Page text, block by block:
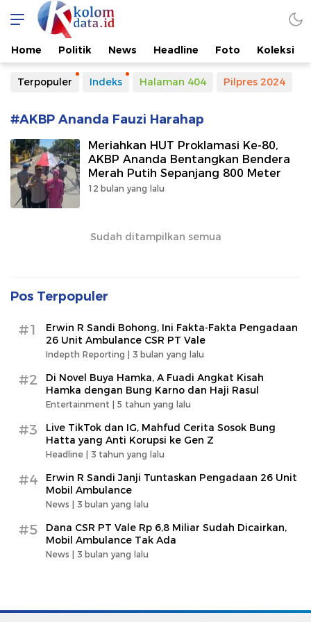
Kolomdata.id
Home Politik News Headline Foto Koleksi
Terpopuler Indeks Halaman 404 Pilpres 2024
#AKBP Ananda Fauzi Harahap
Meriahkan HUT Proklamasi Ke-80,
AKBP Ananda Bentangkan Bendera
Merah Putih Sepanjang 800 Meter
12 bulan yang lalu
Sudah ditampilkan semua
Pos Terpopuler
#1
Erwin R Sandi Bohong, Ini Fakta-Fakta Pengadaan
26 Unit Ambulance CSR PT Vale
Indepth Reporting | 3 bulan yang lalu
#2
Di Novel Buya Hamka, A Fuadi Angkat Kisah
Hamka dengan Bung Karno dan Haji Rasul
Entertainment | 5 tahun yang lalu
#3
Live TikTok dan IG, Mahfud Cerita Sosok Bung
Hatta yang Anti Korupsi ke Gen Z
Headline | 3 tahun yang lalu
#4
Erwin R Sandi Janji Tuntaskan Pengadaan 26 Unit
Mobil Ambulance
News | 3 bulan yang lalu
#5
Dana CSR PT Vale Rp 6,8 Miliar Sudah Dicairkan,
Mobil Ambulance Tak Ada
News | 3 bulan yang lalu